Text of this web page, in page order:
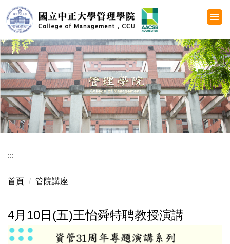
跳
到
主
要
內
容
區
:::
首頁 管院講座
4月10日(五)王怡舜特聘教授演講